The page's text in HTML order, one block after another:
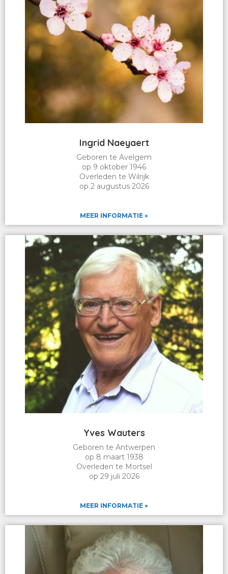
Ingrid Naeyaert
Geboren te Avelgem
op 9 oktober 1946
Overleden te Wilrijk
op 2 augustus 2026
MEER INFORMATIE »
Yves Wauters
Geboren te Antwerpen
op 8 maart 1938
Overleden te Mortsel
op 29 juli 2026
MEER INFORMATIE »